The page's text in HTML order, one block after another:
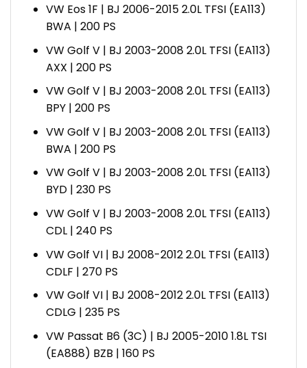
VW Eos 1F | BJ 2006-2015 2.0L TFSI (EA113)
BWA | 200 PS
VW Golf V | BJ 2003-2008 2.0L TFSI (EA113)
AXX | 200 PS
VW Golf V | BJ 2003-2008 2.0L TFSI (EA113)
BPY | 200 PS
VW Golf V | BJ 2003-2008 2.0L TFSI (EA113)
BWA | 200 PS
VW Golf V | BJ 2003-2008 2.0L TFSI (EA113)
BYD | 230 PS
VW Golf V | BJ 2003-2008 2.0L TFSI (EA113)
CDL | 240 PS
VW Golf VI | BJ 2008-2012 2.0L TFSI (EA113)
CDLF | 270 PS
VW Golf VI | BJ 2008-2012 2.0L TFSI (EA113)
CDLG | 235 PS
VW Passat B6 (3C) | BJ 2005-2010 1.8L TSI
(EA888) BZB | 160 PS